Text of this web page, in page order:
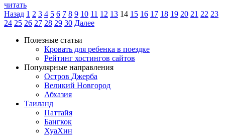
читать
Назад 1 2 3 4 5 6 7 8 9 10 11 12 13 14 15 16 17 18 19 20 21 22 23
24 25 26 27 28 29 30 Далее
Полезные статьи
Кровать для ребенка в поездке
Рейтинг хостингов сайтов
Популярные направления
Остров Джерба
Великий Новгород
Абхазия
Таиланд
Паттайя
Бангкок
ХуаХин